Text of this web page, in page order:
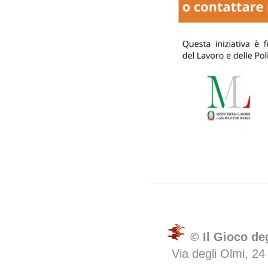
© Il Gioco
Via degli Olmi,